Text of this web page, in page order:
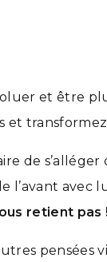
et être
et
de
l’avant
retient pas !
pensées